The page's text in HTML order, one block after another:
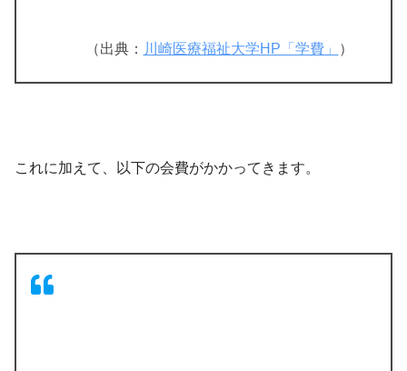
（出典： 川崎医療福祉大学HP「学費」 ）
これに加えて、以下の会費がかかってきます。